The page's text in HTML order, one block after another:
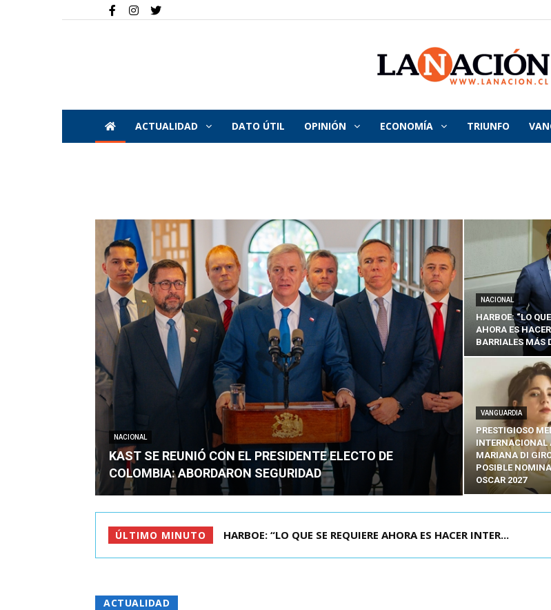
La
Nación
ACTUALIDAD DATO ÚTIL OPINIÓN ECONOMÍA TRIUNFO
NACIONAL
KAST SE REUNIÓ CON EL PRESIDENTE ELECTO DE
COLOMBIA: ABORDARON SEGURIDAD
NACIONAL
HARBOE: “LO
AHORA ES
BARRIALES MÁS
VANGUARDIA
PRESTIGIOSO
INTERNACIONAL
MARIANA DI
POSIBLE
OSCAR 2027
ÚLTIMO MINUTO BIMINISTRO MAS POR IPC: “LA ECONOMÍA SE ESTÁ ENC...
ACTUALIDAD